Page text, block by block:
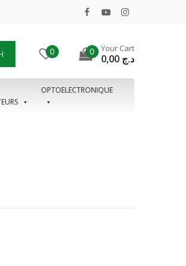
0 0 Your Cart
د.ج
OPTOELECTRONIQUE